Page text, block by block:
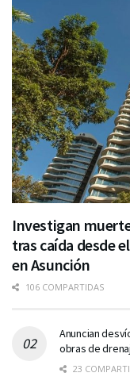
Investigan
tras caída desde
en Asunción
106 COMPARTIDAS
Anuncian
obras de
23